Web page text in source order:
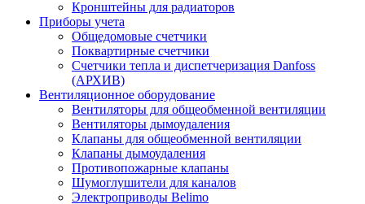
Кронштейны для радиаторов
Приборы учета
Общедомовые счетчики
Поквартирные счетчики
Счетчики тепла и диспетчеризация Danfoss
(АРХИВ)
Вентиляционное оборудование
Вентиляторы для общеобменной вентиляции
Вентиляторы дымоудаления
Клапаны для общеобменной вентиляции
Клапаны дымоудаления
Противопожарные клапаны
Шумоглушители для каналов
Электроприводы Belimo